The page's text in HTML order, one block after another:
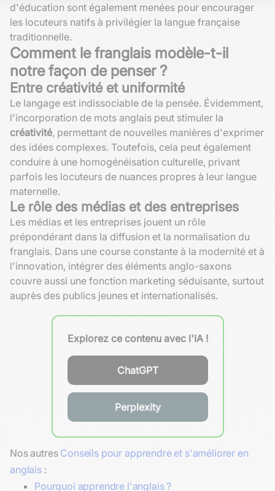
d'éducation sont également menées pour encourager
les locuteurs natifs à privilégier la langue française
traditionnelle.
Comment le franglais modèle-t-il
notre façon de penser ?
Entre créativité et uniformité
Le langage est indissociable de la pensée. Évidemment,
l'incorporation de mots anglais peut stimuler la
créativité, permettant de nouvelles manières d'exprimer
des idées complexes. Toutefois, cela peut également
conduire à une homogénéisation culturelle, privant
parfois les locuteurs de nuances propres à leur langue
maternelle.
Le rôle des médias et des entreprises
Les médias et les entreprises jouent un rôle
prépondérant dans la diffusion et la normalisation du
franglais. Dans une course constante à la modernité et à
l'innovation, intégrer des éléments anglo-saxons
couvre aussi une fonction marketing séduisante, surtout
auprès des publics jeunes et internationalisés.
Explorez ce contenu avec l'IA !
ChatGPT
Perplexity
Nos autres Conseils pour apprendre et s'améliorer en
anglais:
Pourquoi apprendre l'anglais ?